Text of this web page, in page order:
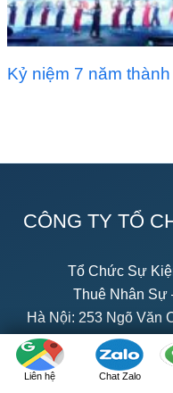
Kỷ niệm 7 năm
CÔNG TY TỔ
Tổ Chức Sự
Thuê Nhân Sự
Hà Nội: 253 Ngõ Văn
TPHCM: 231/59/8
Liên hệ Chat Zalo